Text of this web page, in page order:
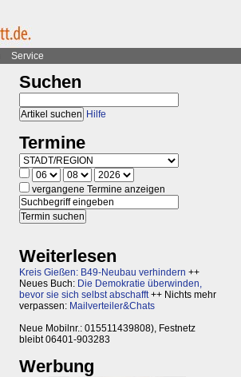
Service
Suchen
Hilfe
Termine
vergangene Termine anzeigen
Weiterlesen
Kreis Gießen: B49-Neubau verhindern ++
Neues Buch: Die Demokratie überwinden,
bevor sie sich selbst abschafft++ Nichts mehr
verpassen: Mailverteiler&Chats
Neue Mobilnr.: 015511439808), Festnetz
bleibt 06401-903283
Werbung